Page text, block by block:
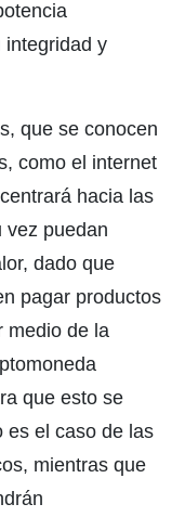
integridad y
que se conocen
como el internet
hacia las
vez puedan
dado que
pagar productos
medio de la
que esto se
es el caso de las
mientras que